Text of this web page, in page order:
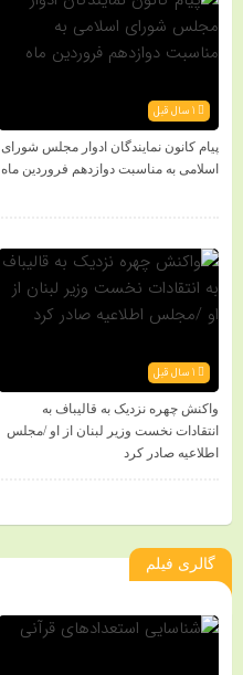
1 سال قبل
پیام کانون نمایندگان ادوار مجلس شورای
اسلامی به مناسبت دوازدهم فروردین ماه
1 سال قبل
واکنش چهره نزدیک به قالیباف به
انتقادات نخست وزیر لبنان از او /مجلس
اطلاعیه صادر کرد
گالری فیلم